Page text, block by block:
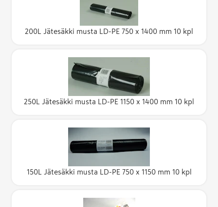
200L Jätesäkki musta LD-PE 750 x 1400 mm 10 kpl
250L Jätesäkki musta LD-PE 1150 x 1400 mm 10 kpl
150L Jätesäkki musta LD-PE 750 x 1150 mm 10 kpl